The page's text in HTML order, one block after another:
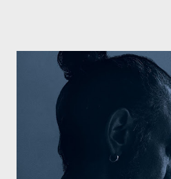
La canzone racconta la difficoltà di
sotto il peso della realtà. Ma lo fa
forma di assoluzione, nel vivere e
anche quando l’aria sembra farsi
dichiarazione d’intenti: Cico
artistico con una composizi...